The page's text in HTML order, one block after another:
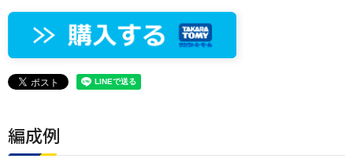
編成例